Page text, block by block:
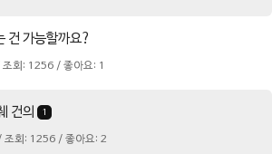
건 가능할까요?
회: 1256 / 좋아요: 1
건의 1
회: 1256 / 좋아요: 2